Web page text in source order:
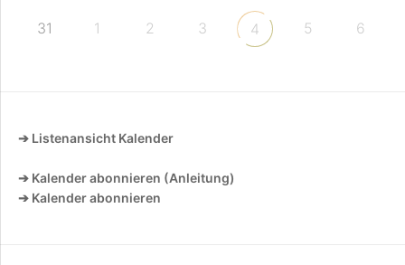
31 1 2 3 4 5 6
➔ Listenansicht Kalender
➔ Kalender abonnieren (Anleitung)
➔ Kalender abonnieren